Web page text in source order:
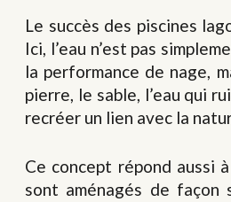
Le succès des piscines
Ici, l’eau n’est pas
la performance de nage,
pierre, le sable, l’eau qui
recréer un lien avec la
Ce concept répond aussi
sont aménagés de façon